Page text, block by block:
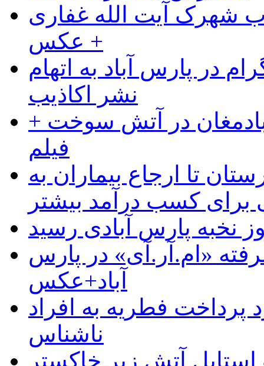
شهرک آیت الله غفاری
+ عکس
در پارس آباد به اتهام
نشر اکاذیب
در آتش سوخت +
فیلم
تا ارجاع بیماران به
کسب درآمد بیشتر
نخبه پارس آبادی رسید
«ام.آر.آی» در پارس
آباد+عکس
پرداخت فطریه به افراد
ناشناس
آتش زیر خاکستر